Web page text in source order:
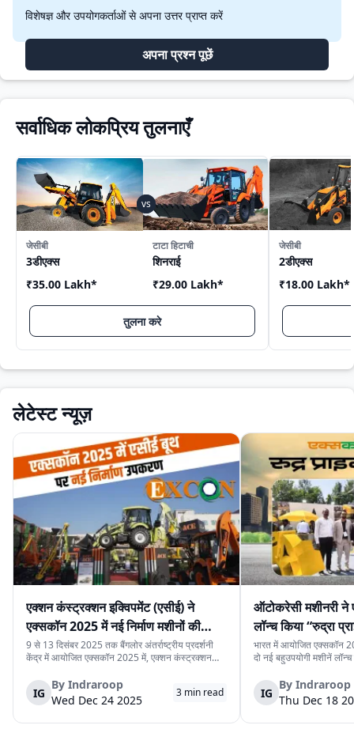
विशेषज्ञ और उपयोगकर्ताओं से अपना उत्तर प्राप्त करें
अपना प्रश्न पूछें
सर्वाधिक लोकप्रिय तुलनाएँ
जेसीबी
3डीएक्स
₹35.00 Lakh*
टाटा हिटाची
शिनराई
₹29.00 Lakh*
तुलना करे
जेसीबी
2डीएक्स
₹18.00 Lakh*
लेटेस्ट न्यूज़
एक्शन कंस्ट्रक्शन इक्विपमेंट (एसीई) ने
एक्सकॉन 2025 में नई निर्माण मशीनों की
श्रृंखला पेश की
9 से 13 दिसंबर 2025 तक बैंगलोर अंतर्राष्ट्रीय प्रदर्शनी
केंद्र में आयोजित एक्सकॉन 2025 में, एक्शन कंस्ट्रक्शन
पेश की। यह नई मशीनें निर्माण स्थलों पर काम की गति, सुरक्षा
और संचालन को बेहतर बना...
IG
By Indraroop
Wed Dec 24 2025
3 min read
ऑटोकरेसी मशीनरी
लॉन्च किया “रुद्रा
प्राइम मिनी”
भारत में आयोजित एक्सकॉन
दो नई बहुउपयोगी मशीनें
प्रोजेक्ट, यूटिलिटी
बनाई गई हैं, जहाँ साइट...
IG
By Indraroop
Thu Dec 18